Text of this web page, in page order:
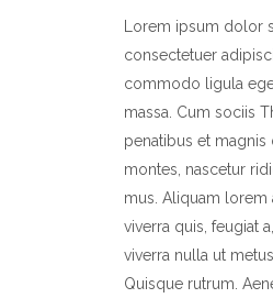
Lorem ipsum dolor
consectetuer
commodo ligula
massa. Cum sociis
penatibus et magnis
montes, nascetur
mus. Aliquam lorem
viverra quis, feugiat
viverra nulla ut
Quisque rutrum.